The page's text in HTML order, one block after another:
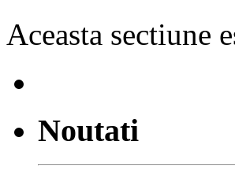
Aceasta sectiune
Noutati